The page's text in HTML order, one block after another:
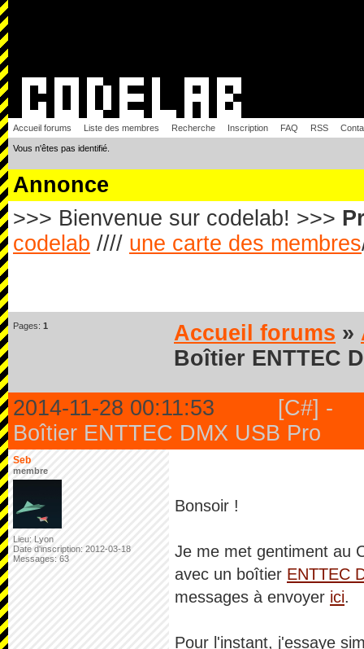
Accueil forums Liste des membres Recherche Inscription FAQ RSS
Vous n'êtes pas identifié.
Annonce
>>> Bienvenue sur codelab! >>>
codelab //// une carte des membres
Pages: 1 Accueil forums »
Boîtier ENTTEC
2014-11-28 00:11:53
[C#] -
Boîtier ENTTEC DMX USB Pro
Seb
membre
Lieu: Lyon
Date d'inscription: 2012-03-18
Messages: 63
Bonsoir !
Je me met gentiment au
avec un boîtier ENTTEC
messages à envoyer ici.
Pour l'instant, j'essaye